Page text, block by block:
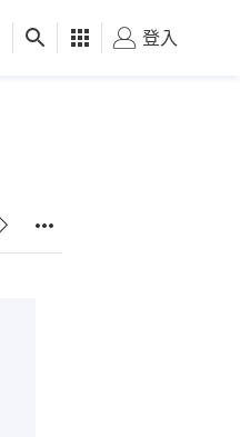
健康 好食玩飛
登入